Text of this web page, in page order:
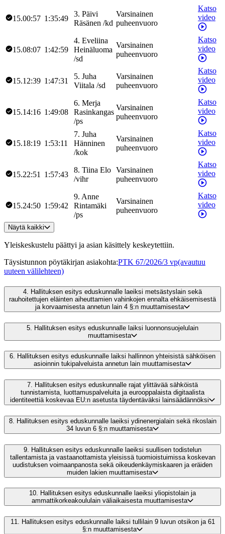
15.00:57 1:35:49
3. Päivi
Räsänen /kd
Varsinainen
puheenvuoro
Katso
video
15.08:07 1:42:59
4. Eveliina
Heinäluoma
/sd
Varsinainen
puheenvuoro
Katso
video
15.12:39 1:47:31
5. Juha
Viitala /sd
Varsinainen
puheenvuoro
Katso
video
15.14:16 1:49:08
6. Merja
Rasinkangas
/ps
Varsinainen
puheenvuoro
Katso
video
15.18:19 1:53:11
7. Juha
Hänninen
/kok
Varsinainen
puheenvuoro
Katso
video
15.22:51 1:57:43
8. Tiina Elo
/vihr
Varsinainen
puheenvuoro
Katso
video
15.24:50 1:59:42
9. Anne
Rintamäki
/ps
Varsinainen
puheenvuoro
Katso
video
Näytä kaikki
Yleiskeskustelu päättyi ja asian käsittely keskeytettiin.
Täysistunnon pöytäkirjan asiakohta:PTK 67/2026/3 vp(avautuu
uuteen välilehteen)
4. Hallituksen esitys eduskunnalle laeiksi metsästyslain sekä
rauhoitettujen eläinten aiheuttamien vahinkojen ennalta ehkäisemisestä
ja korvaamisesta annetun lain 4 §:n muuttamisesta
5.
Hallituksen esitys eduskunnalle laiksi luonnonsuojelulain
muuttamisesta
6. Hallituksen esitys eduskunnalle laiksi hallinnon yhteisistä sähköisen
asioinnin tukipalveluista annetun lain muuttamisesta
7. Hallituksen esitys eduskunnalle rajat ylittävää sähköistä
tunnistamista, luottamuspalveluita ja eurooppalaista digitaalista
identiteettiä koskevaa EU:n asetusta täydentäväksi lainsäädännöksi
8.
Hallituksen esitys eduskunnalle laeiksi ydinenergialain sekä rikoslain
34 luvun 6 §:n muuttamisesta
9. Hallituksen esitys eduskunnalle laeiksi suullisen todistelun
tallentamista ja vastaanottamista yleisissä tuomioistuimissa koskevan
uudistuksen voimaanpanosta sekä oikeudenkäymiskaaren ja eräiden
muiden lakien muuttamisesta
10. Hallituksen esitys eduskunnalle laeiksi yliopistolain ja
ammattikorkeakoululain väliaikaisesta muuttamisesta
11. Hallituksen esitys eduskunnalle laiksi tullilain 9 luvun otsikon ja 61
§:n muuttamisesta